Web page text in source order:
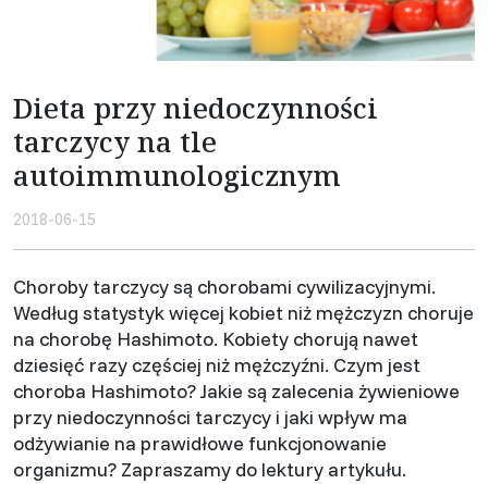
Dieta przy niedoczynności
tarczycy na tle
autoimmunologicznym
2018-06-15
Choroby tarczycy są chorobami cywilizacyjnymi.
Według statystyk więcej kobiet niż mężczyzn choruje
na chorobę Hashimoto. Kobiety chorują nawet
dziesięć razy częściej niż mężczyźni. Czym jest
choroba Hashimoto? Jakie są zalecenia żywieniowe
przy niedoczynności tarczycy i jaki wpływ ma
odżywianie na prawidłowe funkcjonowanie
organizmu? Zapraszamy do lektury artykułu.